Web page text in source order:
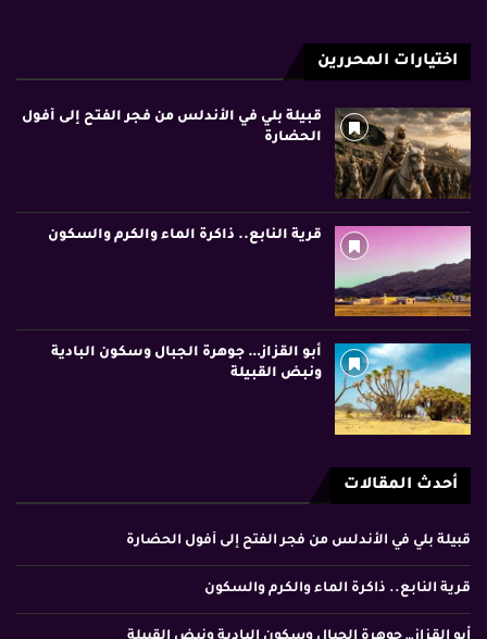
اختيارات المحررين
قبيلة بلي في الأندلس من فجر الفتح إلى أفول
الحضارة
قرية النابع.. ذاكرة الماء والكرم والسكون
أبو القزاز… جوهرة الجبال وسكون البادية
ونبض القبيلة
أحدث المقالات
قبيلة بلي في الأندلس من فجر الفتح إلى أفول الحضارة
قرية النابع.. ذاكرة الماء والكرم والسكون